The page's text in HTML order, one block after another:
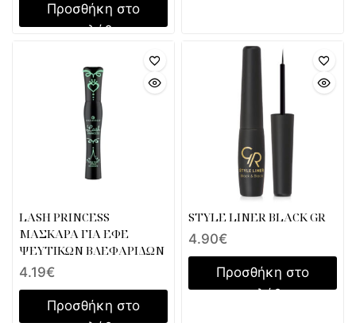
Προσθήκη στο
καλάθι
LASH PRINCESS
ΜΑΣΚΑΡΑ ΓΙΑ ΕΦΕ
ΨΕΥΤΙΚΩΝ ΒΛΕΦΑΡΙΔΩΝ
4.19€
Προσθήκη στο
STYLE LINER BLACK GR
4.90€
Προσθήκη στο
καλάθι